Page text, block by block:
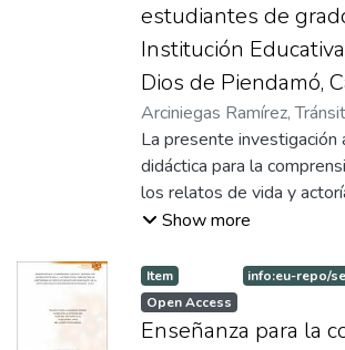
estudiantes de
Institución
Dios de Piendamó,
Arciniegas Ramírez,
Molano, Gloria Stella;
mar;Ortega Ortiz, Nilce;
Melva Inés ;Grisales
Carmenza;Asesor
La presente investigación
didáctica para la
los relatos de vida y
el desarrollo de
estudiantes del grado
institución educativa
Piendamó (Cauca). La
Show more
Item
Open Access
info:eu-repo/
Enseñanza para la